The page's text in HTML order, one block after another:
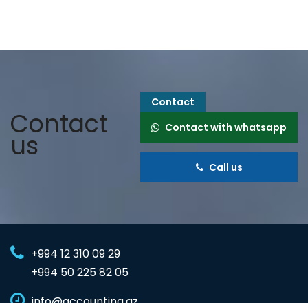
Contact
us
Contact
Contact with whatsapp
Call us
+994 12 310 09 29
+994 50 225 82 05